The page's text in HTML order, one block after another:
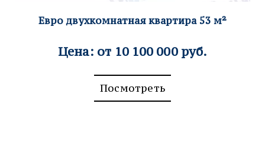
Евро двухкомнатная квартира 53 м²
Цена: от 10 100 000 руб.
Посмотреть